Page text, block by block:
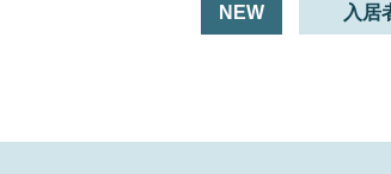
NEW 入居